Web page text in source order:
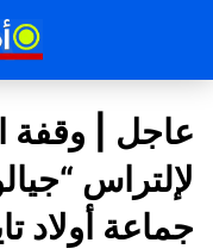
عاجل | وقفة
لإلتراس
جماعة أولاد